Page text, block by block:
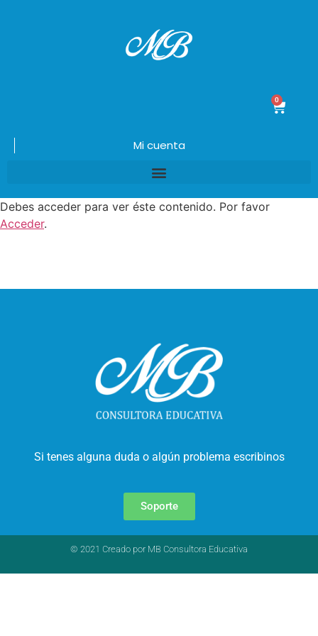
0
Mi cuenta
Debes acceder para ver éste contenido. Por favor
Acceder.
Si tenes alguna duda o algún problema escribinos
Soporte
© 2021 Creado por MB Consultora Educativa